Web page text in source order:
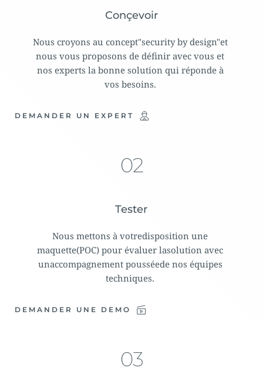
Conçevoir
Nous croyons au concept"security by design"et
nous vous proposons de définir avec vous et
nos experts la bonne solution qui réponde à
vos besoins.
DEMANDER UN EXPERT
02
Tester
Nous mettons à votredisposition une
maquette(POC) pour évaluer lasolution avec
unaccompagnement pousséede nos équipes
techniques.
DEMANDER UNE DEMO
03